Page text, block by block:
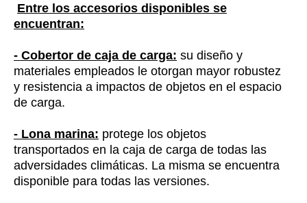
Entre los accesorios disponibles se
encuentran:
- Cobertor de caja de carga: su diseño y
materiales empleados le otorgan mayor robustez
y resistencia a impactos de objetos en el espacio
de carga.
- Lona marina: protege los objetos
transportados en la caja de carga de todas las
adversidades climáticas. La misma se encuentra
disponible para todas las versiones.